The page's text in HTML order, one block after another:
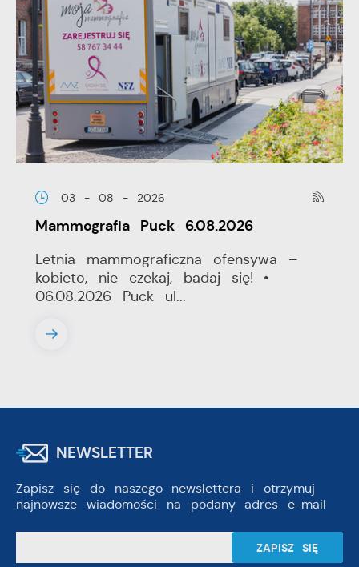
03 - 08 - 2026
Mammografia Puck 6.08.2026
Letnia mammograficzna ofensywa –
kobieto, nie czekaj, badaj się! •
06.08.2026 Puck ul...
NEWSLETTER
Zapisz się do naszego newslettera i otrzymuj
najnowsze wiadomości na podany adres e-mail